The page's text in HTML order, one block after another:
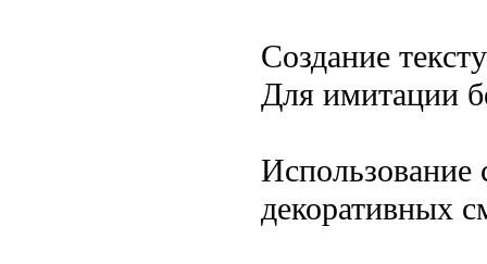
Создание
Для имитации
Использование
декоративных